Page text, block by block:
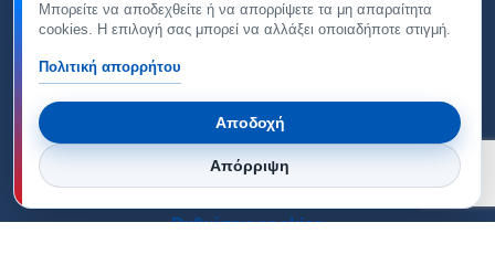
Copyright © Datalabs -Πολιτική απορρήτου &
Προστασίας προσωπικών δεδομένων-
Ρυθμίσεις cookies
Μπορείτε να αποδεχθείτε ή να απορρίψετε τα μη απαραίτητα
cookies. Η επιλογή σας μπορεί να αλλάξει οποιαδήποτε στιγμή.
Πολιτική απορρήτου
Απόρριψη
Αποδοχή